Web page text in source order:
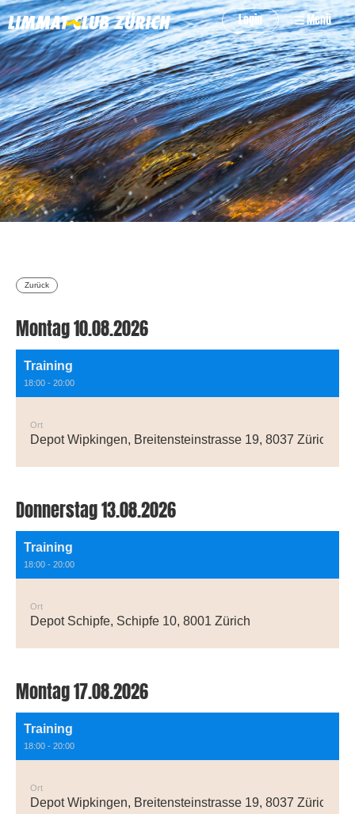
Login Menü
Zurück
Montag 10.08.2026
Training
18:00 - 20:00
Ort
Depot Wipkingen, Breitensteinstrasse 19, 8037 Zürich
Donnerstag 13.08.2026
Training
18:00 - 20:00
Ort
Depot Schipfe, Schipfe 10, 8001 Zürich
Montag 17.08.2026
Training
18:00 - 20:00
Ort
Depot Wipkingen, Breitensteinstrasse 19, 8037 Zürich